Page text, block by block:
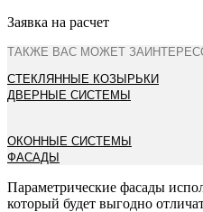
Заявка на расчет
ТАКЖЕ ВАС МОЖЕТ
СТЕКЛЯННЫЕ КОЗЫРЬКИ
ДВЕРНЫЕ СИСТЕМЫ
ОКОННЫЕ СИСТЕМЫ
ФАСАДЫ
Параметрические фасады
который будет выгодно